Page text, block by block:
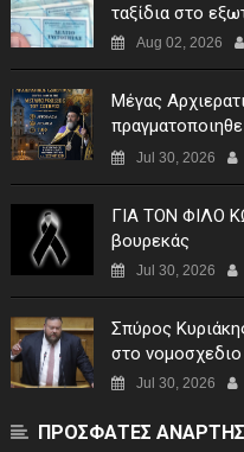
ταξίδια στο
Aug 02, 2026
Μέγας
του Σωτήρος
Jul 30, 2026
ΓIA TON ΦIΛO
βουρεκάς
Jul 30, 2026
Σπύρος
στο
Jul 30, 2026
ΠΡΟΣΦΑΤΕΣ